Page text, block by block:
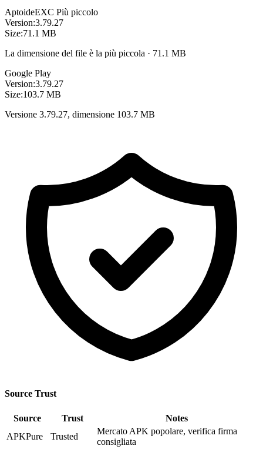
AptoideEXC Più piccolo
Version:3.79.27
Size:71.1 MB
La dimensione del file è la più piccola · 71.1 MB
Google Play
Version:3.79.27
Size:103.7 MB
Versione 3.79.27, dimensione 103.7 MB
Source Trust
Source Trust
Notes
APKPure
Trusted
Mercato APK popolare, verifica firma
consigliata